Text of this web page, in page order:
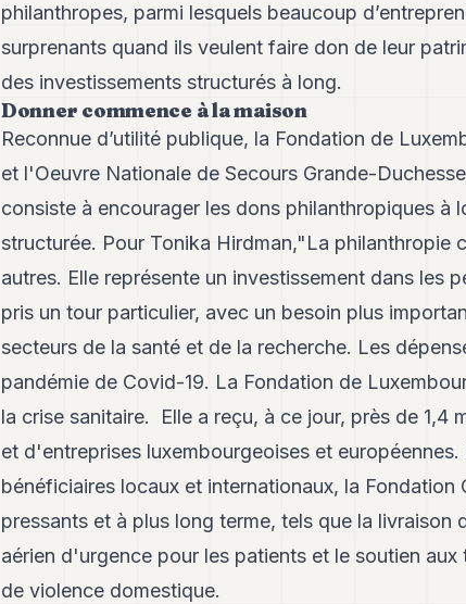
philanthropes, parmi lesquels beaucoup
surprenants quand ils veulent faire don de leur
des investissements structurés à long.
Donner commence à la maison
Reconnue d’utilité publique, la Fondation de
et l'Oeuvre Nationale de Secours Grande-
consiste à encourager les dons philanthropiques à
structurée. Pour Tonika Hirdman,"La philanthropie
autres. Elle représente un investissement dans les
pris un tour particulier, avec un besoin plus
secteurs de la santé et de la recherche. Les
pandémie de Covid-19. La Fondation de
la crise sanitaire. Elle a reçu, à ce jour, près de
et d'entreprises luxembourgeoises et
bénéficiaires locaux et internationaux, la
pressants et à plus long terme, tels que la
aérien d'urgence pour les patients et le soutien
de violence domestique.